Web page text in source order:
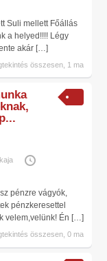
Suli mellett Főállás
a helyed!!!! Légy
akár […]
összesen, 1 ma
pénzre vágyók,
pénzkeresettel
velem,velünk! Én […]
összesen, 0 ma